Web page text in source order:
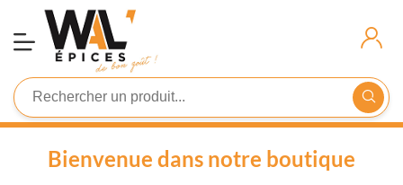
Connexion
Bienvenue dans notre boutique